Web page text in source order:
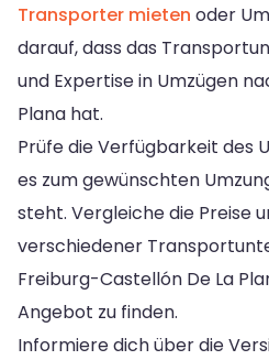
Transporter mieten oder
darauf, dass das
und Expertise in Umzügen
Plana hat.
Prüfe die Verfügbarkeit des
es zum gewünschten
steht. Vergleiche die Preise
verschiedener
Freiburg-Castellón De La
Angebot zu finden.
Informiere dich über die